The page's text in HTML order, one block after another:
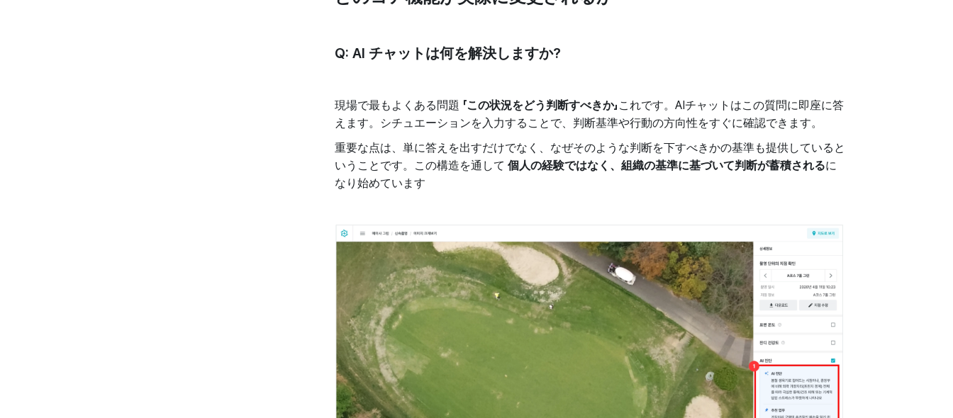
Q: AI チャットは何を解決しますか?
現場で最もよくある問題 「この状況をどう判断すべきか」 これです。AIチャットはこの質問に即座に答
えます。シチュエーションを入力することで、判断基準や行動の方向性をすぐに確認できます。
重要な点は、単に答えを出すだけでなく、なぜそのような判断を下すべきかの基準も提供していると
いうことです。この構造を通して 個人の経験ではなく、組織の基準に基づいて判断が蓄積されるに
なり始めています